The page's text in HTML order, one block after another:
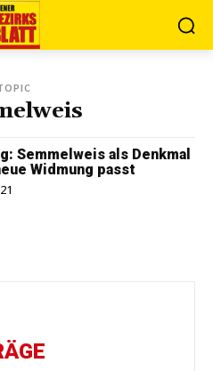
Semmelweis als Denkmal
Widmung passt